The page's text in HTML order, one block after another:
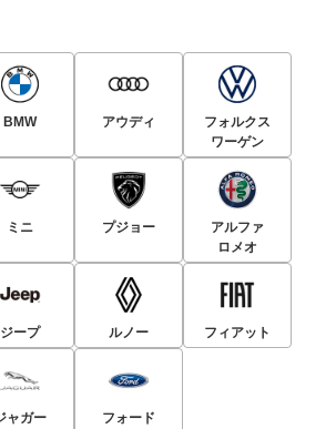
BMW アウディ
フォルクス
ワーゲン
ミニ プジョー
アルファ
ロメオ
ジープ ルノー フィアット
ャガー フォード